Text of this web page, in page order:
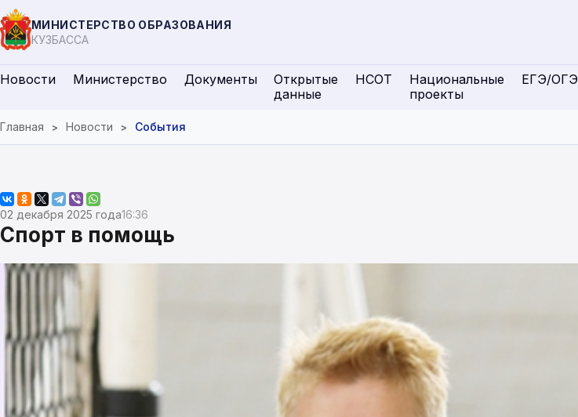
МИНИСТЕРСТВО ОБРАЗОВАНИЯ
КУЗБАССА
Новости Министерство Документы
Открытые
данные
НСОТ
Национальные
проекты
ЕГЭ/ОГЭ
Главная Новости События
02 декабря 2025 года16:36
Спорт в помощь